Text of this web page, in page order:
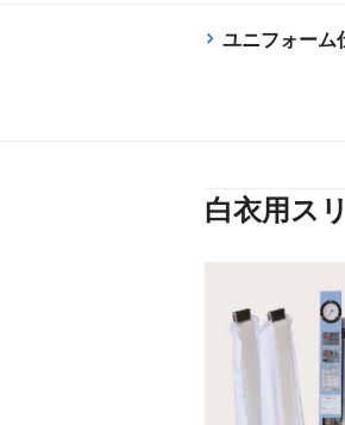
ユニフォーム
白衣用ス